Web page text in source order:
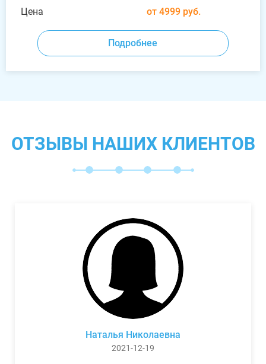
Цена
от 4999 руб.
Подробнее
ОТЗЫВЫ НАШИХ КЛИЕНТОВ
Наталья Николаевна
2021-12-19